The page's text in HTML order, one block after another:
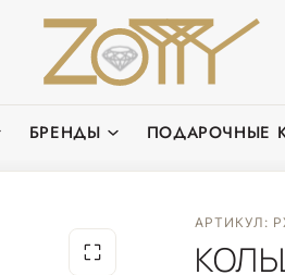
БРЕНДЫ ПОДАРОЧНЫЕ
АРТИКУЛ: